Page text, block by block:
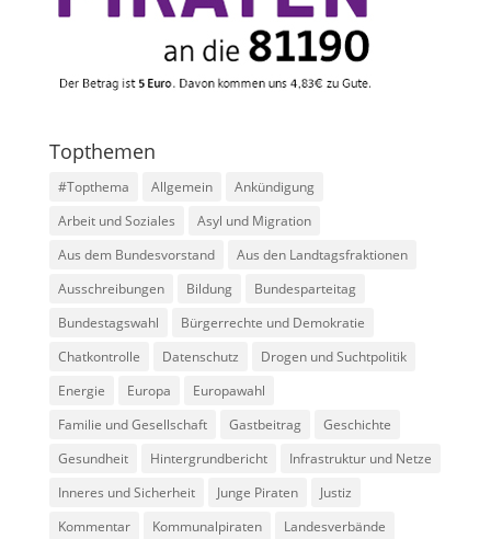
Topthemen
#Topthema Allgemein
Ankündigung
Arbeit und Soziales
Asyl und Migration
Aus dem Bundesvorstand
Aus den Landtagsfraktionen
Ausschreibungen
Bildung
Bundesparteitag
Bundestagswahl
Bürgerrechte und Demokratie
Chatkontrolle
Datenschutz
Drogen und Suchtpolitik
Energie
Europa
Europawahl
Familie und Gesellschaft
Gastbeitrag
Geschichte
Gesundheit
Hintergrundbericht
Infrastruktur und Netze
Inneres und Sicherheit
Junge Piraten
Justiz
Kommentar
Kommunalpiraten
Landesverbände